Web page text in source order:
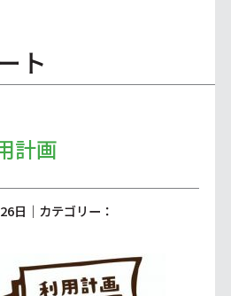
ト
計画
日｜カテゴリー：